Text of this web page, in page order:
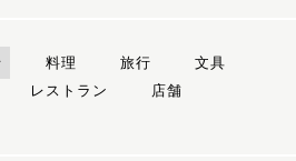
料理 旅行
文具
レストラン
店舗